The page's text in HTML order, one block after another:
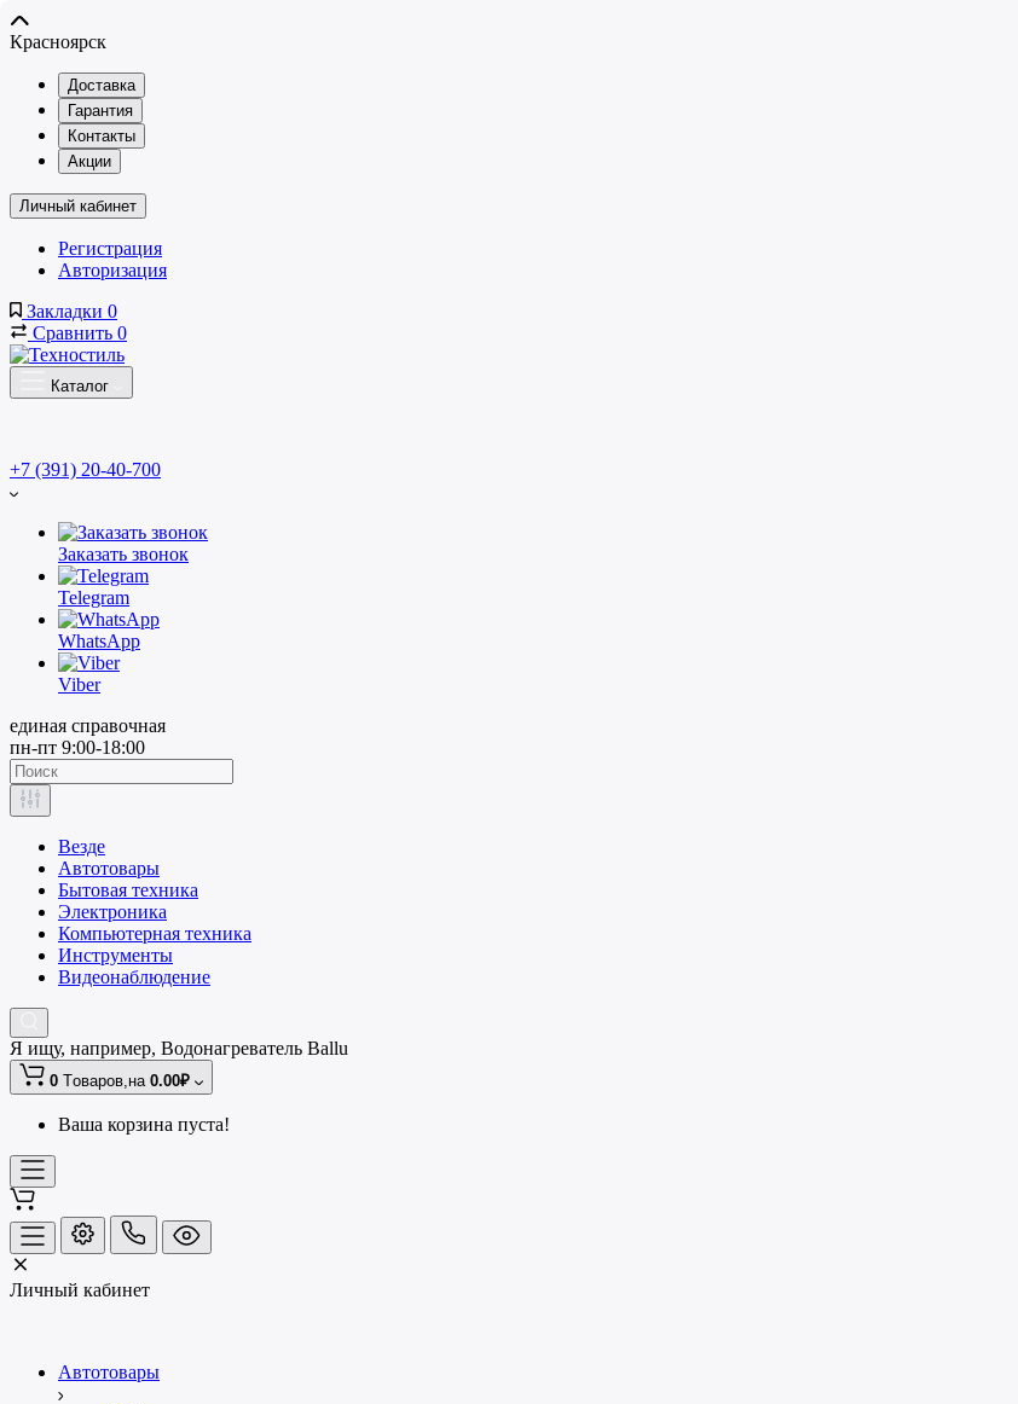
Красноярск
Доставка
Гарантия
Контакты
Акции
Личный кабинет
Регистрация
Авторизация
Закладки 0
Сравнить 0
Каталог
+7 (391) 20-40-700
Заказать звонок
Telegram
WhatsApp
Viber
единая справочная
пн-пт 9:00-18:00
Везде
Автотовары
Бытовая техника
Электроника
Компьютерная техника
Инструменты
Видеонаблюдение
Я ищу, например, Водонагреватель Ballu
0 Tоваров,на 0.00₽
Ваша корзина пуста!
Личный кабинет
Автотовары